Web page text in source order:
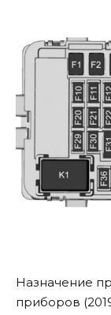
Назначение
приборов